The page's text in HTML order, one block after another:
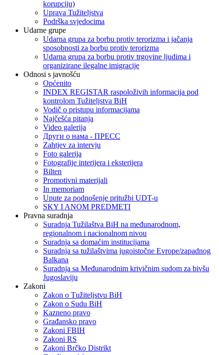
korupciju)
Uprava Tužiteljstva
Podrška svjedocima
Udarne grupe
Udarna grupa za borbu protiv terorizma i jačanja
sposobnosti za borbu protiv terorizma
Udarna grupa za borbu protiv trgovine ljudima i
organizirane ilegalne imigracije
Odnosi s javnošću
Općenito
INDEX REGISTAR raspoloživih informacija pod
kontrolom Tužiteljstva BiH
Vodič o pristupu informacijama
Najčešća pitanja
Video galerija
Други о нама - ПРЕСC
Zahtjev za intervju
Foto galerija
Fotografije interijera i eksterijera
Bilten
Promotivni materijali
In memoriam
Upute za podnošenje pritužbi UDT-u
SKY I ANOM PREDMETI
Pravna suradnja
Suradnja Tužilaštva BiH na međunarodnom,
regionalnom i nacionalnom nivou
Suradnja sa domaćim institucijama
Suradnja sa tužilaštvima jugoistočne Evrope/zapadnog
Balkana
Suradnja sa Međunarodnim krivičnim sudom za bivšu
Jugoslaviju
Zakoni
Zakon o Тužiteljstvu BiH
Zakon o Sudu BiH
Kazneno pravo
Građansko pravo
Zakoni FBIH
Zakoni RS
Zakoni Brčko Distrikt